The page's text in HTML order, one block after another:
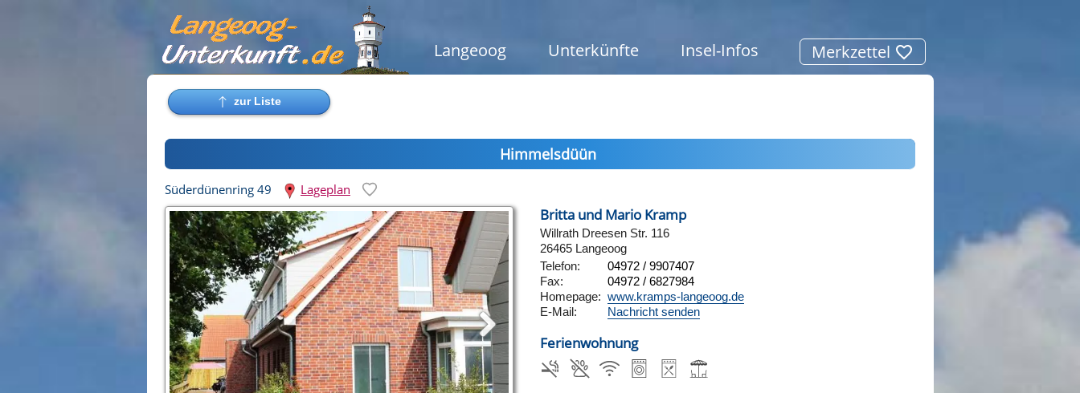
Langeoog Unterkünfte Insel-Infos Merkzettel
Himmelsdüün
Süderdünenring 49 Lageplan
Britta und Mario Kramp
Willrath Dreesen Str. 116
26465 Langeoog
Telefon:
04972 / 9907407
Fax:
04972 / 6827984
Homepage: www.kramps-langeoog.de
E-Mail:
Nachricht senden
Ferienwohnung